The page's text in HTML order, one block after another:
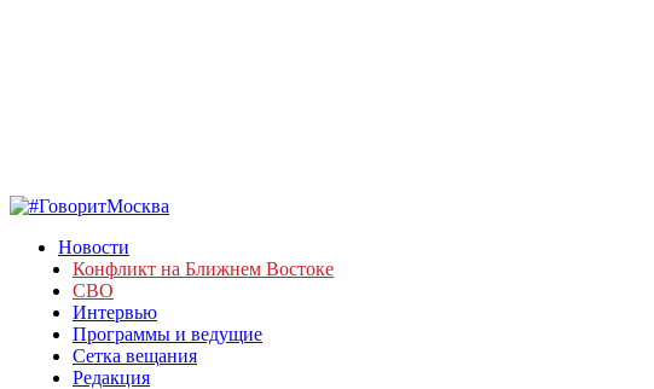
Новости
Конфликт на Ближнем Востоке
СВО
Интервью
Программы и ведущие
Сетка вещания
Редакция